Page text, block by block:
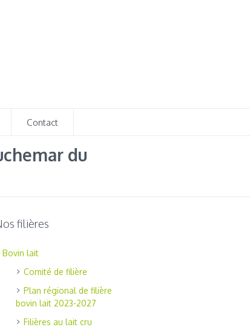
Contact
du
filières
Bovin lait
Comité de filière
Plan régional de filière
bovin lait 2023-2027
Filières au lait cru